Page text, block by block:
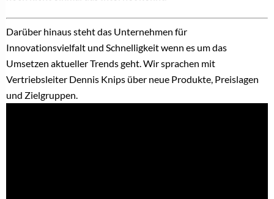
Darüber hinaus steht das Unternehmen für
Innovationsvielfalt und Schnelligkeit wenn es um das
Umsetzen aktueller Trends geht. Wir sprachen mit
Vertriebsleiter Dennis Knips über neue Produkte, Preislagen
und Zielgruppen.